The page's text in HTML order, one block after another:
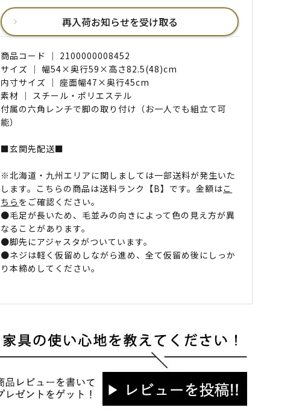
再入荷お知らせを受け取る
商品コード ｜ 2100000008452
サイズ ｜ 幅54×奥行59×高さ82.5(48)cm
内寸サイズ ｜ 座面幅47×奥行45cm
素材 ｜ スチール・ポリエステル
付属の六角レンチで脚の取り付け（お一人でも組立て可
能）
■玄関先配送■
※北海道・九州エリアに関しましては一部送料が発生いた
します。こちらの商品は送料ランク【B】です。金額はこ
ちら をご確認ください。
●毛足が長いため、毛並みの向きによって色の見え方が異
なることがあります。
●脚先にアジャスタがついています。
●ネジは軽く仮留めしながら進め、全て仮留め後にしっか
り本締めしてください。